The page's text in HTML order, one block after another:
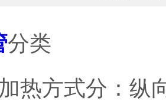
分类
热方式分：纵